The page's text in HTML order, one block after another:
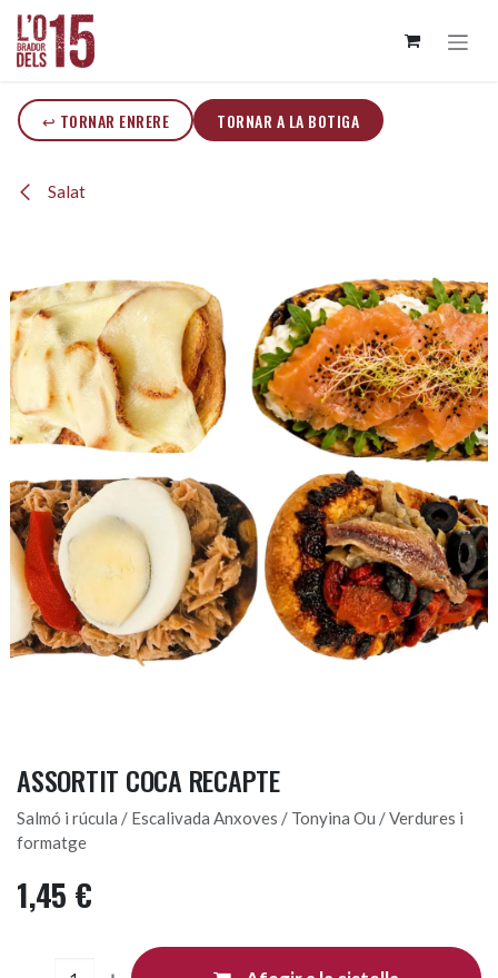
Skip to Content
↩ TORNAR ENRERE TORNAR A LA BOTIGA
Salat
ASSORTIT COCA RECAPTE
Salmó i rúcula / Escalivada Anxoves / Tonyina Ou / Verdures i
formatge
1,45 €